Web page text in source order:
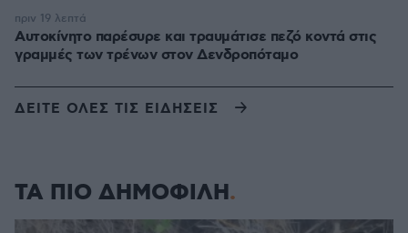
Αυτοκίνητο παρέσυρε και τραυμάτισε πεζό κοντά στις
γραμμές των τρένων στον Δενδροπόταμο
πριν 19 λεπτά
ΔΕΙΤΕ ΟΛΕΣ ΤΙΣ ΕΙΔΗΣΕΙΣ
ΤΑ ΠΙΟ ΔΗΜΟΦΙΛΗ